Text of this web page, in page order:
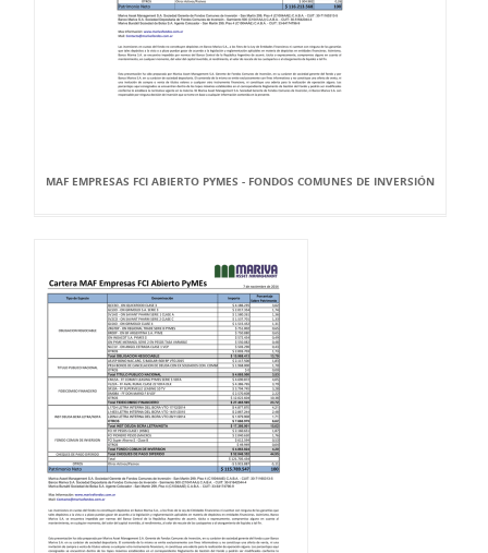
MAF EMPRESAS FCI ABIERTO PYMES - FONDOS COMUNES DE INVERSIÓN